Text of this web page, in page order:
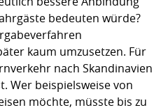
bedeuten würde?
kaum umzusetzen. Für
nach Skandinavien
Wer beispielsweise von
möchte, müsste bis zu